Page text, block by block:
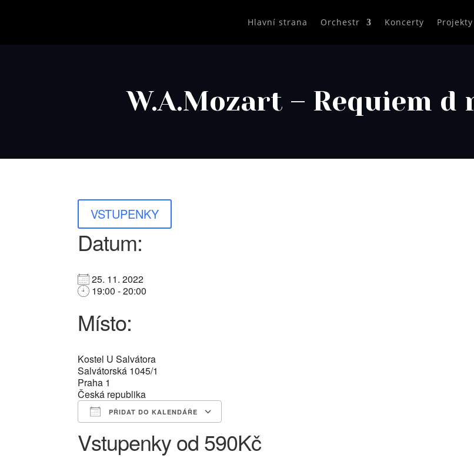
Hlavní strana Orchestr Koncerty Projekty
W.A.Mozart – Requiem d
VSTUPENKY
Datum:
25. 11. 2022
19:00 - 20:00
Místo:
Kostel U Salvátora
Salvátorská 1045/1
Praha 1
Česká republika
PŘIDAT DO KALENDÁŘE
Download ICS
Google Calendar
iCalendarOffice 365Outlook Live
Vstupenky od 590Kč